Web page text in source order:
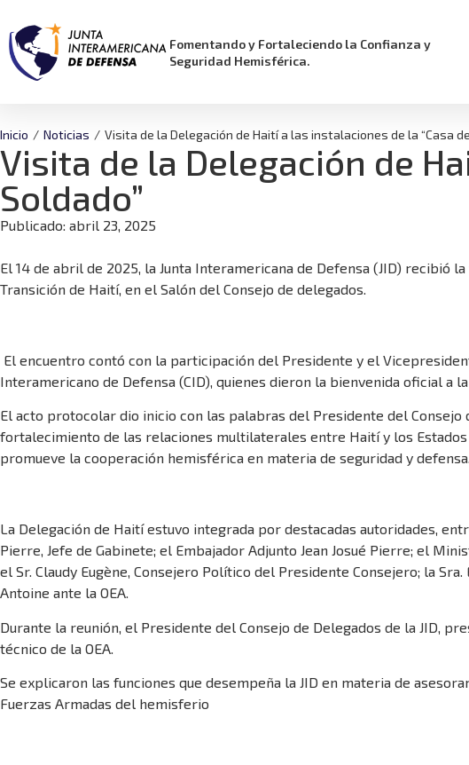
Fomentando y Fortaleciendo la Confianza y
Seguridad Hemisférica.
Inicio / Noticias / Visita de la Delegación de Haití a las instalaciones de la “Casa
Visita de la Delegación de
Soldado”
Publicado: abril 23, 2025
El 14 de abril de 2025, la Junta Interamericana de Defensa (JID) recibió
Transición de Haití, en el Salón del Consejo de delegados.
El encuentro contó con la participación del Presidente y el
Interamericano de Defensa (CID), quienes dieron la bienvenida oficial a
El acto protocolar dio inicio con las palabras del Presidente del
fortalecimiento de las relaciones multilaterales entre Haití y los
promueve la cooperación hemisférica en materia de seguridad y defensa.
La Delegación de Haití estuvo integrada por destacadas autoridades,
Pierre, Jefe de Gabinete; el Embajador Adjunto Jean Josué Pierre; el
el Sr. Claudy Eugène, Consejero Político del Presidente Consejero; la
Antoine ante la OEA.
Durante la reunión, el Presidente del Consejo de Delegados de la JID,
técnico de la OEA.
Se explicaron las funciones que desempeña la JID en materia de
Fuerzas Armadas del hemisferio